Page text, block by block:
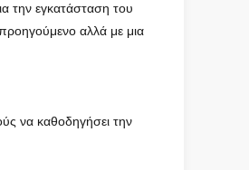
την εγκατάσταση του
αλλά με μια
να καθοδηγήσει την